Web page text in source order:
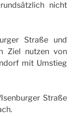
nicht
Straße und
Ziel nutzen von
mit Umstieg
Straße